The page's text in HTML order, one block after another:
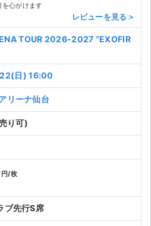
を心がけます
レビューを見る＞
TOUR 2026-2027 “EXOFIR
日) 16:00
リーナ仙台
り可)
円/枚
ブ先行S席